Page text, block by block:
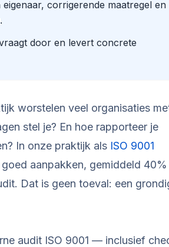
corrigerende maatregel en
door en levert concrete
worstelen veel organisaties
stel je? En hoe rapporteer je
In onze praktijk als ISO 9001
aanpakken, gemiddeld 40%
Dat is geen toeval: een
audit ISO 9001 — inclusief